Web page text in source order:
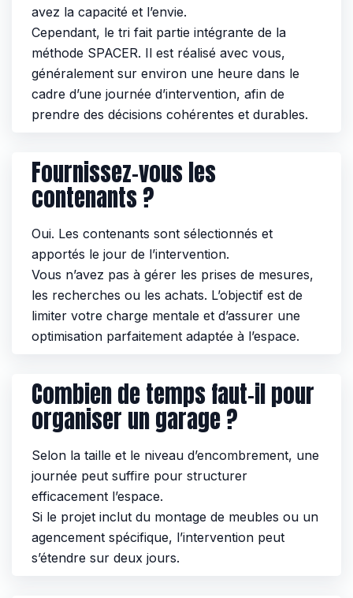
avez la capacité et l’envie.
Cependant, le tri fait partie intégrante de la
méthode SPACER. Il est réalisé avec vous,
généralement sur environ une heure dans le
cadre d’une journée d’intervention, afin de
prendre des décisions cohérentes et durables.
Fournissez-vous les
contenants ?
Oui. Les contenants sont sélectionnés et
apportés le jour de l’intervention.
Vous n’avez pas à gérer les prises de mesures,
les recherches ou les achats. L’objectif est de
limiter votre charge mentale et d’assurer une
optimisation parfaitement adaptée à l’espace.
Combien de temps faut-il pour
organiser un garage ?
Selon la taille et le niveau d’encombrement, une
journée peut suffire pour structurer
efficacement l’espace.
Si le projet inclut du montage de meubles ou un
agencement spécifique, l’intervention peut
s’étendre sur deux jours.